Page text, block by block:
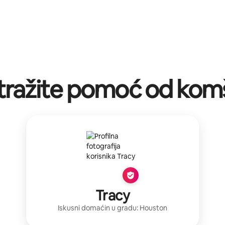
pomoć od
Tracy
Iskusni domaćin u gradu: Houston